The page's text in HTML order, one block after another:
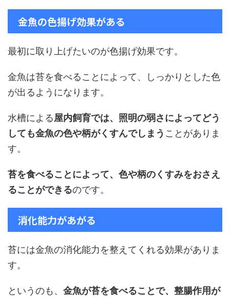
金魚の色揚げ効果がある
最初に取り上げたいのが色揚げ効果です。
金魚は苔を食べることによって、しっかりとした色
が出るようになります。
水槽による屋内飼育では、照明の弱さによってどう
しても金魚の色や柄がくすんでしまう ことがありま
す。
苔を食べることによって、色や柄のくすみをおさえ
ることができるのです。
消化能力があがる
苔には金魚の消化能力を整えてくれる効果がありま
す。
というのも、 金魚が苔を食べることで、整腸作用が